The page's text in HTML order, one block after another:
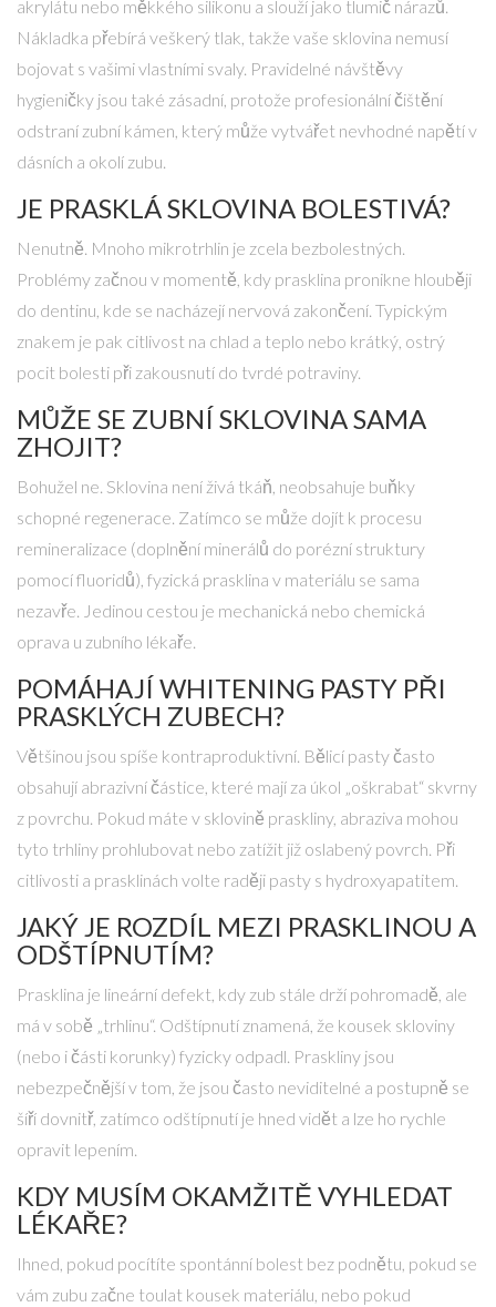
akrylátu nebo měkkého silikonu a slouží jako tlumič nárazů.
Nákladka přebírá veškerý tlak, takže vaše sklovina nemusí
bojovat s vašimi vlastními svaly. Pravidelné návštěvy
hygieničky jsou také zásadní, protože profesionální čištění
odstraní zubní kámen, který může vytvářet nevhodné napětí v
dásních a okolí zubu.
JE PRASKLÁ SKLOVINA BOLESTIVÁ?
Nenutně. Mnoho mikrotrhlin je zcela bezbolestných.
Problémy začnou v momentě, kdy prasklina pronikne hlouběji
do dentinu, kde se nacházejí nervová zakončení. Typickým
znakem je pak citlivost na chlad a teplo nebo krátký, ostrý
pocit bolesti při zakousnutí do tvrdé potraviny.
MŮŽE SE ZUBNÍ SKLOVINA SAMA
ZHOJIT?
Bohužel ne. Sklovina není živá tkáň, neobsahuje buňky
schopné regenerace. Zatímco se může dojít k procesu
remineralizace (doplnění minerálů do porézní struktury
pomocí fluoridů), fyzická prasklina v materiálu se sama
nezavře. Jedinou cestou je mechanická nebo chemická
oprava u zubního lékaře.
POMÁHAJÍ WHITENING PASTY PŘI
PRASKLÝCH ZUBECH?
Většinou jsou spíše kontraproduktivní. Bělicí pasty často
obsahují abrazivní částice, které mají za úkol „oškrabat“ skvrny
z povrchu. Pokud máte v sklovině praskliny, abraziva mohou
tyto trhliny prohlubovat nebo zatížit již oslabený povrch. Při
citlivosti a prasklinách volte raději pasty s hydroxyapatitem.
JAKÝ JE ROZDÍL MEZI PRASKLINOU A
ODŠTÍPNUTÍM?
Prasklina je lineární defekt, kdy zub stále drží pohromadě, ale
má v sobě „trhlinu“. Odštípnutí znamená, že kousek skloviny
(nebo i části korunky) fyzicky odpadl. Praskliny jsou
nebezpečnější v tom, že jsou často neviditelné a postupně se
šíří dovnitř, zatímco odštípnutí je hned vidět a lze ho rychle
opravit lepením.
KDY MUSÍM OKAMŽITĚ VYHLEDAT
LÉKAŘE?
Ihned, pokud pocítíte spontánní bolest bez podnětu, pokud se
vám zubu začne toulat kousek materiálu, nebo pokud